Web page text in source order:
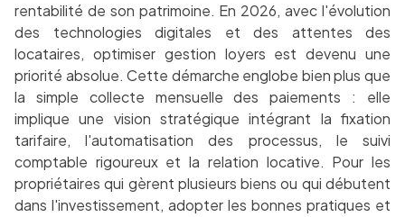
rentabilité de son patrimoine. En 2026, avec l'évolution
des technologies digitales et des attentes des
locataires, optimiser gestion loyers est devenu une
priorité absolue. Cette démarche englobe bien plus que
la simple collecte mensuelle des paiements : elle
implique une vision stratégique intégrant la fixation
tarifaire, l'automatisation des processus, le suivi
comptable rigoureux et la relation locative. Pour les
propriétaires qui gèrent plusieurs biens ou qui débutent
dans l'investissement, adopter les bonnes pratiques et